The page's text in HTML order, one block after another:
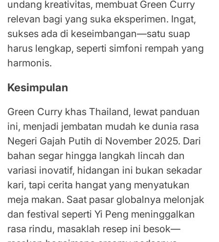
undang kreativitas, membuat Green Curry
relevan bagi yang suka eksperimen. Ingat,
sukses ada di keseimbangan—satu suap
harus lengkap, seperti simfoni rempah yang
harmonis.
Kesimpulan
Green Curry khas Thailand, lewat panduan
ini, menjadi jembatan mudah ke dunia rasa
Negeri Gajah Putih di November 2025. Dari
bahan segar hingga langkah lincah dan
variasi inovatif, hidangan ini bukan sekadar
kari, tapi cerita hangat yang menyatukan
meja makan. Saat pasar globalnya melonjak
dan festival seperti Yi Peng meninggalkan
rasa rindu, masaklah resep ini besok—